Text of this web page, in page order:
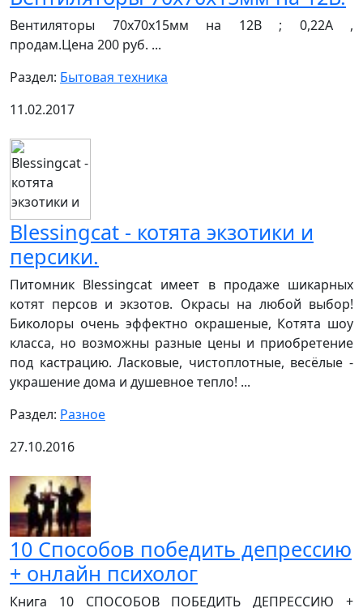
Вентиляторы 70х70х15мм на 12В ; 0,22А ,
продам.Цена 200 руб. ...
Раздел: Бытовая техника
11.02.2017
Blessingcat - котята экзотики и
персики.
Питомник Blessingcat имеет в продаже шикарных
котят персов и экзотов. Окрасы на любой выбор!
Биколоры очень эффектно окрашеные, Котята шоу
класса, но возможны разные цены и приобретение
под кастрацию. Ласковые, чистоплотные, весёлые -
украшение дома и душевное тепло! ...
Раздел: Разное
27.10.2016
10 Способов победить депрессию
+ онлайн психолог
Книга 10 СПОСОБОВ ПОБЕДИТЬ ДЕПРЕССИЮ +